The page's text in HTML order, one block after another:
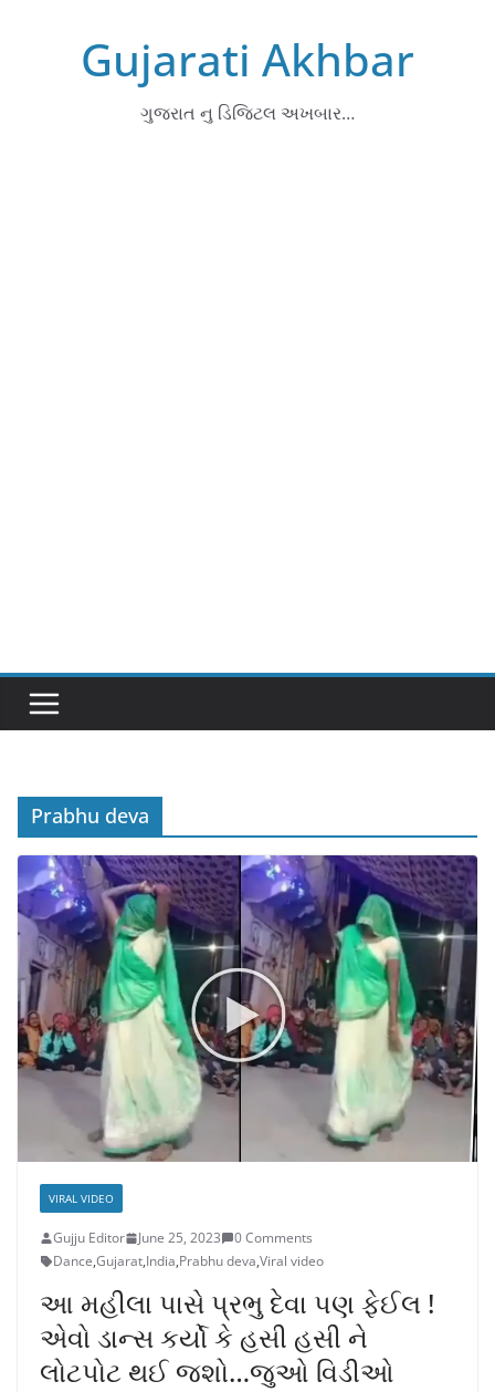
Gujarati Akhbar
ગુજરાત નુ ડિજિટલ અખબાર…
Prabhu deva
VIRAL VIDEO
Gujju Editor June 25, 2023
0 Comments
Dance,Gujarat,India,Prabhu deva,Viral video
આ મહીલા પાસે પ્રભુ દેવા પણ ફેઈલ !
એવો ડાન્સ કર્યો કે હસી હસી ને
લોટપોટ થઈ જશો…જુઓ વિડીઓ